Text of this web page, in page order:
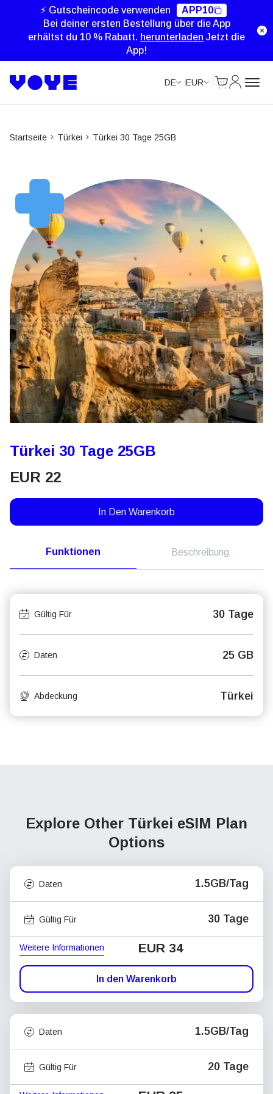
⚡ Gutscheincode verwenden
APP10
Bei deiner ersten Bestellung über die App
erhältst du 10 % Rabatt. herunterladen Jetzt die
App!
DE EUR
Startseite Türkei Türkei 30 Tage 25GB
Türkei 30 Tage 25GB
EUR 22
In Den Warenkorb
Funktionen Beschreibung
Gültig Für 30 Tage
Daten 25 GB
Abdeckung Türkei
Explore Other Türkei eSIM Plan
Options
Unlimited Data
Daten 1.5GB/Tag
Gültig Für 30 Tage
Weitere Informationen EUR 34
In den Warenkorb
Unlimited Data
Daten 1.5GB/Tag
Gültig Für 20 Tage
Unlimited Data
Unlimited Data